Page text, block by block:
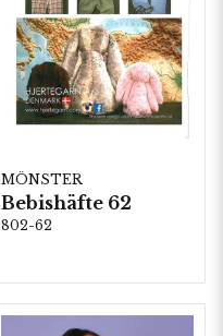
MÖNSTER
Bebishäfte 62
802-62